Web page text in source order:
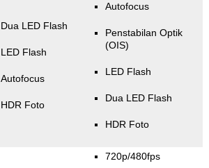
Dua LED Flash
LED Flash
Autofocus
HDR Foto
Autofocus
Penstabilan Optik
(OIS)
LED Flash
Dua LED Flash
HDR Foto
720p/480fps